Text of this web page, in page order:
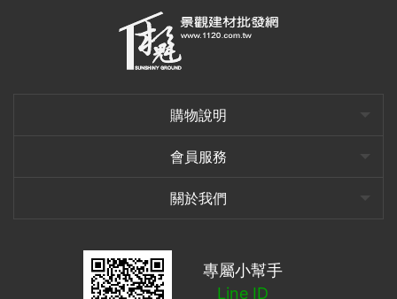
購物說明
會員服務
關於我們
專屬小幫手
Line ID